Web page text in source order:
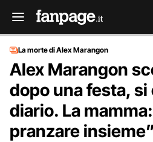
La morte di Alex Marangon
Alex Marangon
dopo una festa, si
diario. La
pranzare